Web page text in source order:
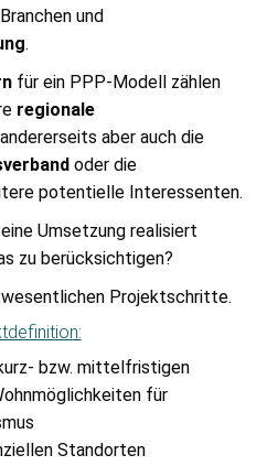
und
.
für ein PPP-Modell zählen
regionale
aber auch die
oder die
potentielle Interessenten.
Umsetzung realisiert
zu berücksichtigen?
wesentlichen Projektschritte.
bzw. mittelfristigen
für
Standorten